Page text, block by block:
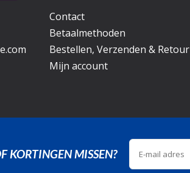
Contact
Betaalmethoden
Bestellen, Verzenden & Retour
Mijn account
KORTINGEN MISSEN?